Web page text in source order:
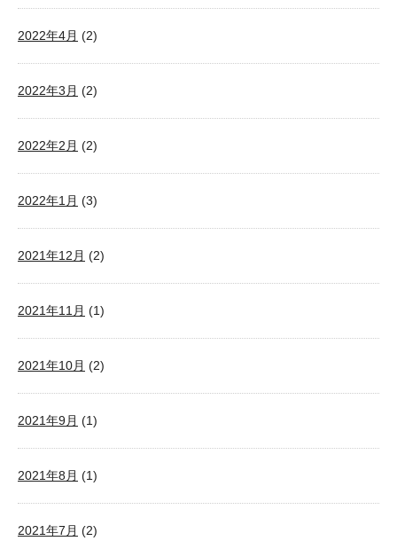
2022年4月 (2)
2022年3月 (2)
2022年2月 (2)
2022年1月 (3)
2021年12月 (2)
2021年11月 (1)
2021年10月 (2)
2021年9月 (1)
2021年8月 (1)
2021年7月 (2)